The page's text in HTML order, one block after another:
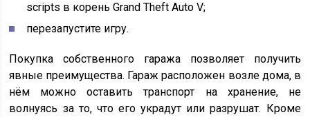
scripts в корень Grand Theft Auto V;
перезапустите игру.
Покупка собственного гаража позволяет получить
явные преимущества. Гараж расположен возле дома, в
нём можно оставить транспорт на хранение, не
волнуясь за то, что его украдут или разрушат. Кроме